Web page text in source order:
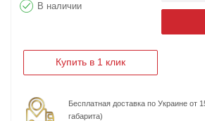
В наличии
Купить в 1 клик
Бесплатная доставка по Украине от
габарита)